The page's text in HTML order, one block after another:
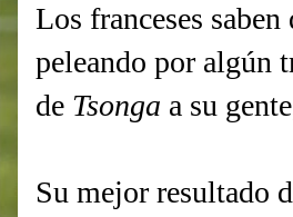
Los franceses
peleando por algún
de Tsonga a su
Su mejor resultado